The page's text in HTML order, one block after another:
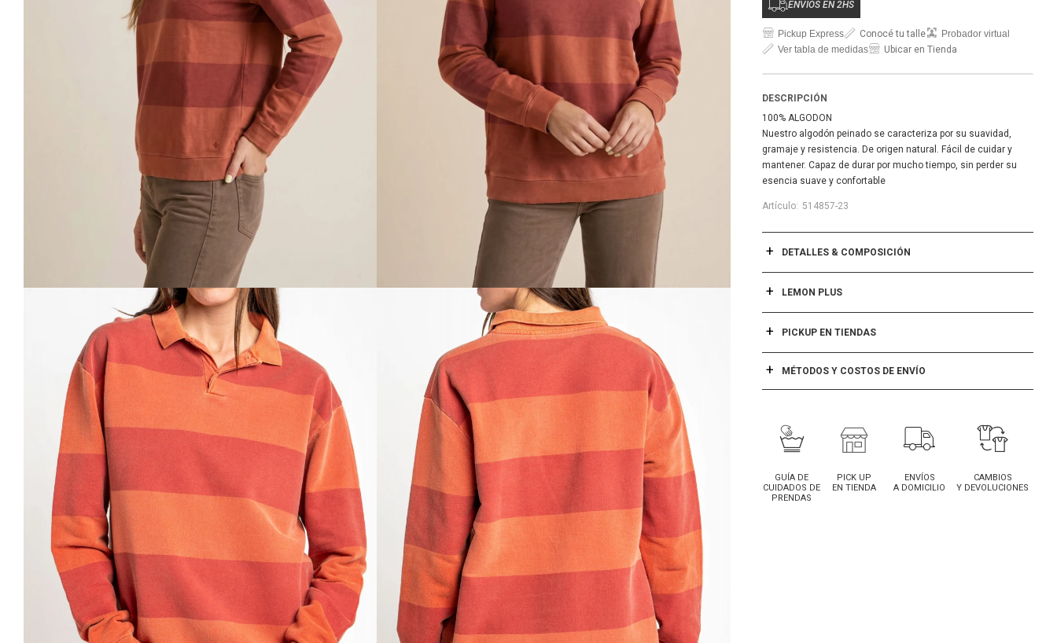
ENVÍOS EN 2HS
Pickup Express Conocé tu talle
Probador virtual
Ver tabla de medidas
Ubicar en Tienda
DESCRIPCIÓN
100% ALGODON
Nuestro algodón peinado se caracteriza por su suavidad,
gramaje y resistencia. De origen natural. Fácil de cuidar y
mantener. Capaz de durar por mucho tiempo, sin perder su
esencia suave y confortable
514857-23
DETALLES & COMPOSICIÓN
LEMON PLUS
PICKUP EN TIENDAS
MÉTODOS Y COSTOS DE ENVÍO
GUÍA DE
CUIDADOS DE
PRENDAS
PICK UP
EN TIENDA
ENVÍOS
A DOMICILIO
CAMBIOS
Y DEVOLUCIONES